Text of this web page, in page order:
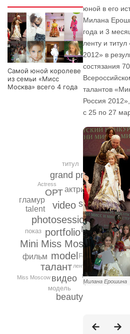
Самой юной королеве
из семьи «Мисс
Москва» всего 4 года
portfolio
photosession
Mini Miss Moscow
model
video
талант
видео
ОРТ
grand prix
beauty
star
актриса
talent
гламур
фильм
Милана
модель
Festival
титул
показ
best
лента
фото
Miss Moscow
Actress
юной в его
Милана
года и 3
ленту и
2012» в
состязания
талантов
Россия
с 25 по 27
Милана Ерошина